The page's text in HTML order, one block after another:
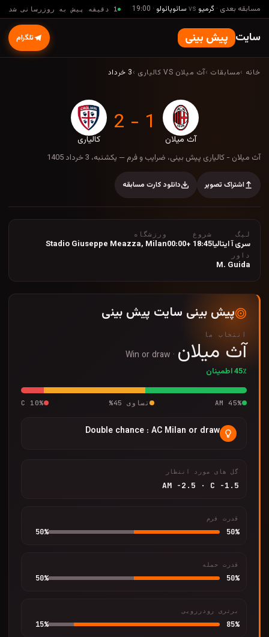
مسابقه بعدی · گرمیو vs سائوپائولو ·
19:00 1 دقیقه پیش به روزرسانی شد
سایت پیش بینی تلگرام
خانه ›مسابقات ›آث میلان VS کالیاری ›3 خرداد
آث میلان
1 - 2
کالیاری
آث میلان - کالیاری پیش بینی، ضرایب و فرم —
آث میلان - کالیاری پیش بینی، ضرایب و فرم — یکشنبه، 3 خرداد 1405
اشتراک تصویر دانلود کارت مسابقه
لیگ
سری آ ایتالیا
شروع
18:45 +00:00
ورزشگاه
Stadio Giuseppe Meazza, Milan
داور
M. Guida
پیش بینی سایت پیش بینی
انتخاب ما
آث میلان ·
Win or draw
45٪ اطمینان
AM 45% تساوی 45
%
C 10%
Double chance : AC Milan or draw
گل های مورد انتظار
AM -2.5 · C -1.5
قدرت فرم
50%
50%
قدرت حمله
50%
50%
برتری رودررویی
85%
15%